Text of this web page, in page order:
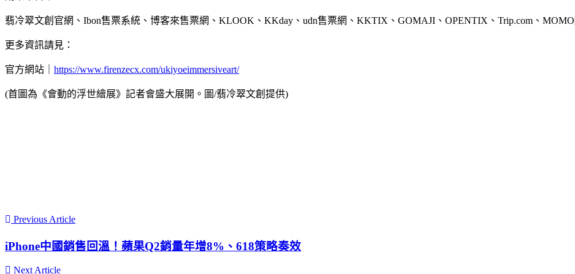
翡冷翠文創官網、Ibon售票系統、博客來售票網、KLOOK、KKday、udn售票網、KKTIX、GOMAJI、OPENTIX、Trip.com、MOMO
更多資訊請見：
官方網站｜ https://www.firenzecx.com/ukiyoeimmersiveart/
(首圖為《會動的浮世繪展》記者會盛大展開。圖/翡冷翠文創提供)
Previous Article
iPhone中國銷售回溫！蘋果Q2銷量年增8%、618策略奏效
Next Article